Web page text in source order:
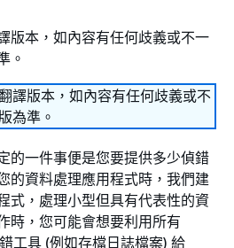
版本，如內容有任何歧義或不一
。
譯版本，如內容有任何歧義或不
為準。
的一件事便是您要提供多少偵錯
的資料處理應用程式時，我們建
式，處理小型但具有代表性的資
時，您可能會想要利用所有
工具 (例如存檔日誌檔案) 給